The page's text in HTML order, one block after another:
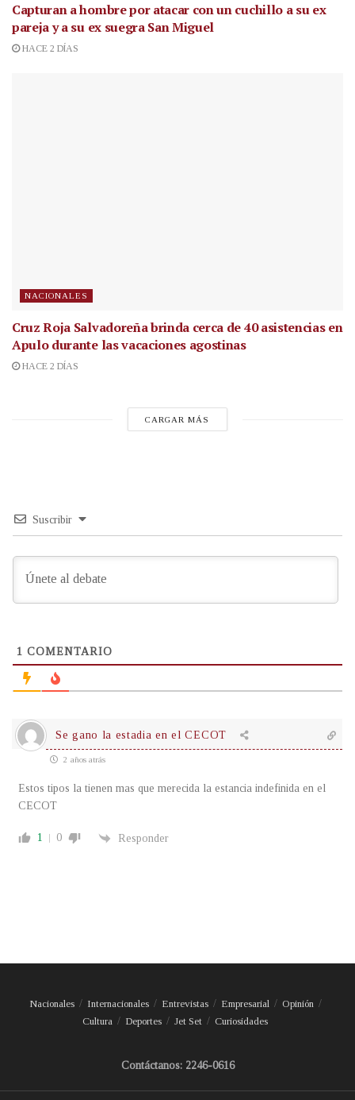
Capturan a hombre por atacar con un cuchillo a su ex
pareja y a su ex suegra San Miguel
HACE 2 DÍAS
NACIONALES
Cruz Roja Salvadoreña brinda cerca de 40 asistencias en
Apulo durante las vacaciones agostinas
HACE 2 DÍAS
CARGAR MÁS
Suscribir
1 COMENTARIO
Se gano la estadia en el CECOT
2 años atrás
Estos tipos la tienen mas que merecida la estancia indefinida en el
CECOT
1 0 Responder
Nacionales Internacionales Entrevistas Empresarial
Opinión
Cultura
Deportes Jet Set Curiosidades
Contáctanos: 2246-0616